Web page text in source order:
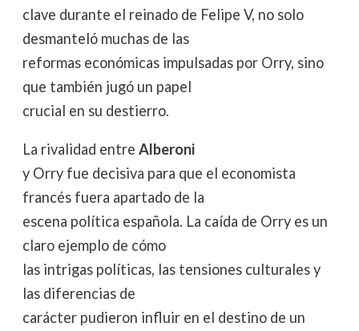
clave durante el reinado de Felipe V, no solo
desmanteló muchas de las
reformas económicas impulsadas por Orry, sino
que también jugó un papel
crucial en su destierro.
La rivalidad entre Alberoni
y Orry fue decisiva para que el economista
francés fuera apartado de la
escena política española. La caída de Orry es un
claro ejemplo de cómo
las intrigas políticas, las tensiones culturales y
las diferencias de
carácter pudieron influir en el destino de un